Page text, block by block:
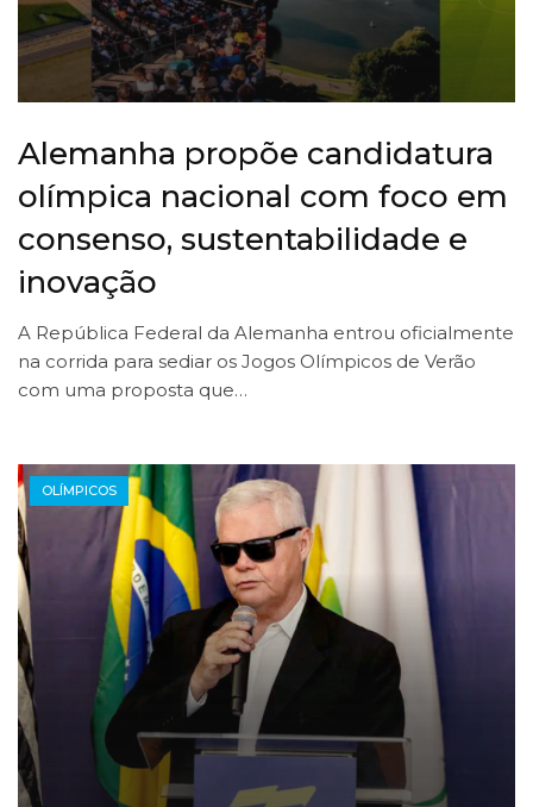
Alemanha propõe candidatura
olímpica nacional com foco em
consenso, sustentabilidade e
inovação
A República Federal da Alemanha entrou oficialmente
na corrida para sediar os Jogos Olímpicos de Verão
com uma proposta que…
OLÍMPICOS